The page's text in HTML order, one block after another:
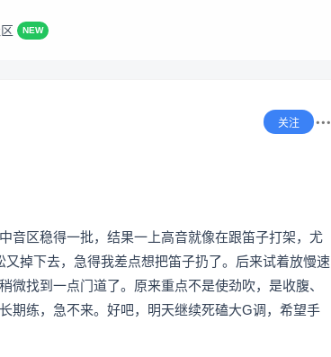
NEW
关注
音区稳得一批，结果一上高音就像在跟笛子打架，尤
掉下去，急得我差点想把笛子扔了。后来试着放慢速
找到一点门道了。原来重点不是使劲吹，是收腹、
期练，急不来。好吧，明天继续死磕大G调，希望手